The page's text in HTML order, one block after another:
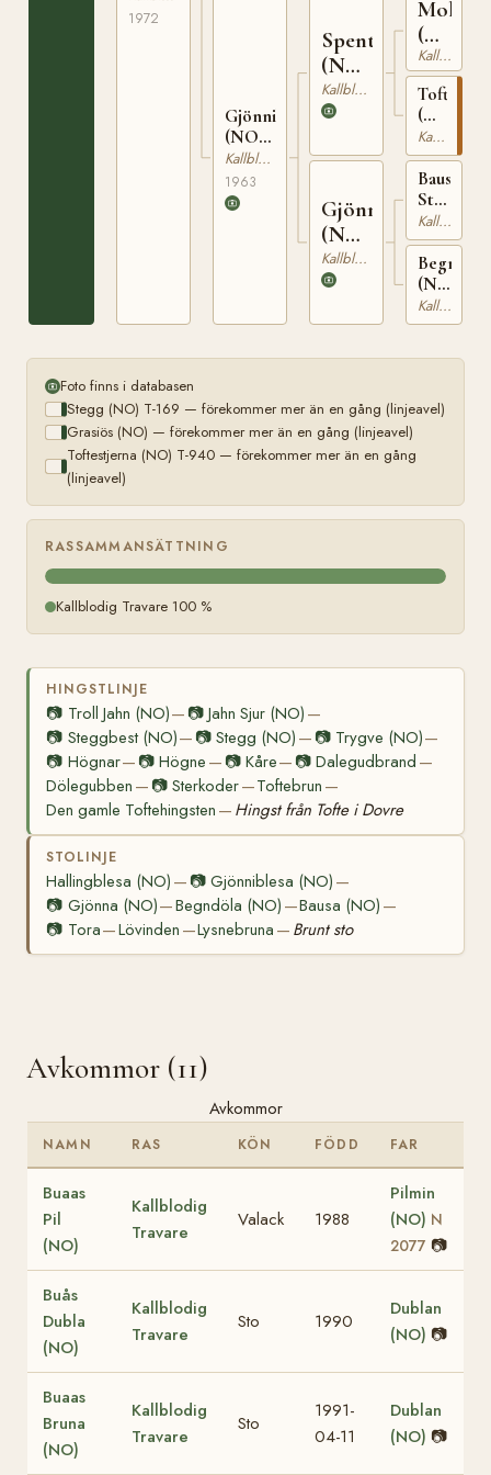
1972
Gjönniblesa
(NO)
T-
22454
Kallblodig Travare
1963
Spenter
(NO)
T-259
Kallblodig Travare
Gjönna
(NO)
T-
1482
Kallblodig Travare
Molyn
(NO)
T-
150
Kallblodig Travare
(NO)
T-
940
Kallblodig Travare
Baus
Steggsön
(NO)
T-
211
Kallblodig Travare
Begndöla
(NO)
T-
507
Kallblodig Travare
Foto finns i databasen
Stegg (NO) T-169 — förekommer mer än en gång (linjeavel)
Grasiös (NO) — förekommer mer än en gång (linjeavel)
Toftestjerna (NO) T-940 — förekommer mer än en gång
(linjeavel)
RASSAMMANSÄTTNING
Kallblodig Travare 100 %
HINGSTLINJE
📷 Troll Jahn (NO)— 📷Jahn Sjur (NO) —
📷 Steggbest (NO)— 📷Stegg (NO) — 📷 Trygve (NO)—
📷 Högnar— 📷Högne — 📷 Kåre— 📷 Dalegudbrand —
Dölegubben — 📷Sterkoder—Toftebrun —
Den gamle Toftehingsten — Hingst från Tofte i Dovre
STOLINJE
Hallingblesa (NO) — 📷Gjönniblesa (NO) —
📷 Gjönna (NO)—Begndöla (NO) —Bausa (NO) —
📷 Tora—Lövinden —Lysnebruna — Brunt sto
Avkommor (11)
Avkommor
NAMN RAS KÖN FÖDD FAR
Buaas
Pil
(NO)
Kallblodig
Travare
Valack 1988
Pilmin
(NO) N
2077 📷
Buås
Dubla
(NO)
Kallblodig
Travare
Sto 1990
Dublan
(NO) 📷
Buaas
Bruna
(NO)
Kallblodig
Travare
Sto
1991-
04-11
Dublan
(NO) 📷